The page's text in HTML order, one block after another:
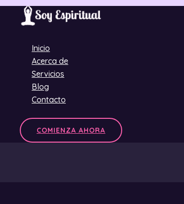
Ir
Inicio
Acerca de
Servicios
Blog
Contacto
COMIENZA AHORA